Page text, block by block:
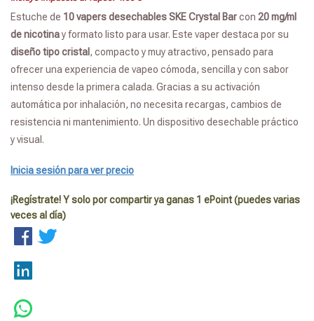
Estuche de 10 vapers desechables SKE Crystal Barcon 20 mg/ml
de nicotinay formato listo para usar. Este vaper destaca por su
diseño tipo cristal , compacto y muy atractivo, pensado para
ofrecer una experiencia de vapeo cómoda, sencilla y con sabor
intenso desde la primera calada. Gracias a su activación
automática por inhalación, no necesita recargas, cambios de
resistencia ni mantenimiento. Un dispositivo desechable práctico
y visual.
Inicia sesión para ver precio
¡Regístrate! Y solo por compartir ya ganas 1 ePoint (puedes varias
veces al día)